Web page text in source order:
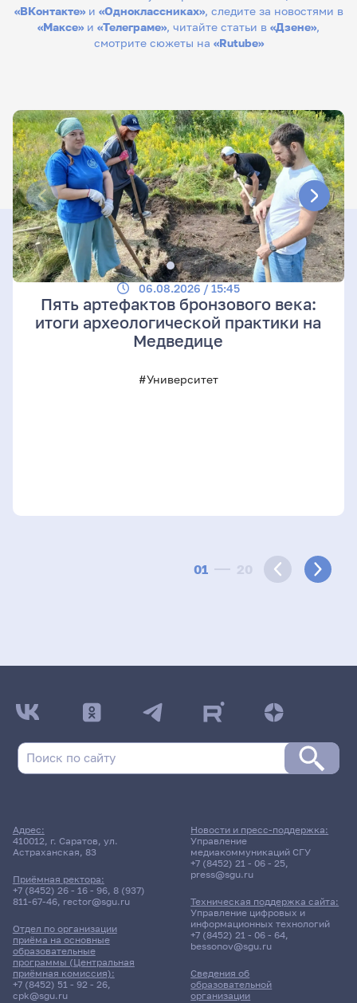
«ВКонтакте»и «Одноклассниках», следите за новостями в
«Максе» и «Телеграме», читайте статьи в «Дзене»,
смотрите сюжеты на «Rutube»
01 20
06.08.2026 / 15:45
Пять артефактов бронзового века:
итоги археологической практики на
Медведице
#Университет
Адрес:
410012, г. Саратов, ул.
Астраханская, 83
Приёмная ректора:
+7 (8452) 26 - 16 - 96, 8 (937)
811-67-46, rector@sgu.ru
Отдел по организации
приёма на основные
образовательные
программы (Центральная
приёмная комиссия):
+7 (8452) 51 - 92 - 26,
cpk@sgu.ru
Сведения об
образовательной
организации
Новости и пресс-поддержка:
Управление
медиакоммуникаций СГУ
+7 (8452) 21 - 06 - 25,
press@sgu.ru
Техническая поддержка сайта:
Управление цифровых и
информационных технологий
+7 (8452) 21 - 06 - 64,
bessonov@sgu.ru